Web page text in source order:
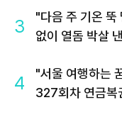
3
"다음 주 기온
없이 열돔 박살
4
"서울 여행하는
327회차 연금복